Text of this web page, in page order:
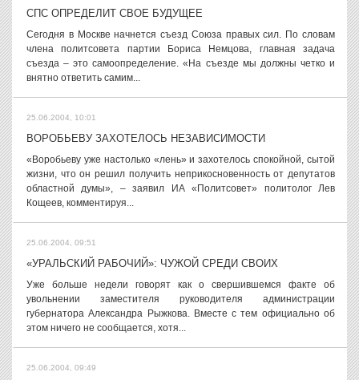
СПС ОПРЕДЕЛИТ СВОЕ БУДУЩЕЕ
Сегодня в Москве начнется съезд Союза правых сил. По словам
члена политсовета партии Бориса Немцова, главная задача
съезда – это самоопределение. «На съезде мы должны четко и
внятно ответить самим...
25.06.2004, 10:01
ВОРОБЬЕВУ ЗАХОТЕЛОСЬ НЕЗАВИСИМОСТИ
«Воробьеву уже настолько «лень» и захотелось спокойной, сытой
жизни, что он решил получить неприкосновенность от депутатов
областной думы», – заявил ИА «Политсовет» политолог Лев
Кощеев, комментируя...
25.06.2004, 09:51
«УРАЛЬСКИЙ РАБОЧИЙ»: ЧУЖОЙ СРЕДИ СВОИХ
Уже больше недели говорят как о свершившемся факте об
увольнении заместителя руководителя администрации
губернатора Александра Рыжкова. Вместе с тем официально об
этом ничего не сообщается, хотя...
25.06.2004, 09:49